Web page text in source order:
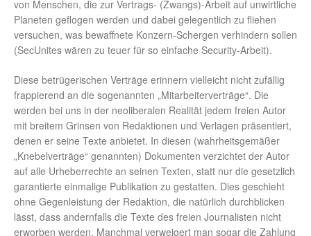
von Menschen, die zur Vertrags- (Zwangs)-Arbeit auf unwirtliche
Planeten geflogen werden und dabei gelegentlich zu fliehen
versuchen, was bewaffnete Konzern-Schergen verhindern sollen
(SecUnites wären zu teuer für so einfache Security-Arbeit).
Diese betrügerischen Verträge erinnern vielleicht nicht zufällig
frappierend an die sogenannten „Mitarbeiterverträge“. Die
werden bei uns in der neoliberalen Realität jedem freien Autor
mit breitem Grinsen von Redaktionen und Verlagen präsentiert,
denen er seine Texte anbietet. In diesen (wahrheitsgemäßer
„Knebelverträge“ genannten) Dokumenten verzichtet der Autor
auf alle Urheberrechte an seinen Texten, statt nur die gesetzlich
garantierte einmalige Publikation zu gestatten. Dies geschieht
ohne Gegenleistung der Redaktion, die natürlich durchblicken
lässt, dass andernfalls die Texte des freien Journalisten nicht
erworben werden. Manchmal verweigert man sogar die Zahlung